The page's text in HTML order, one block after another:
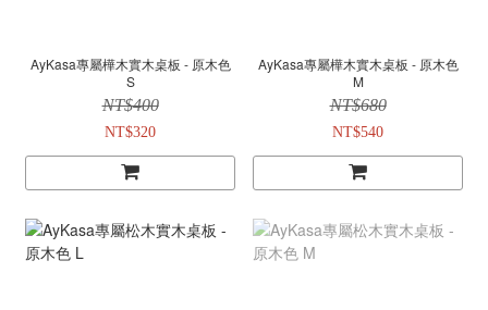
AyKasa專屬樺木實木桌板 - 原木色
S
NT$400
NT$320
AyKasa專屬樺木實木桌板 - 原木色
M
NT$680
NT$540